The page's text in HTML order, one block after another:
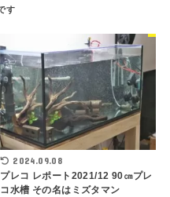
2024.09.08
プレコ レポート2021/12 90㎝プレ
コ水槽 その名はミズタマン